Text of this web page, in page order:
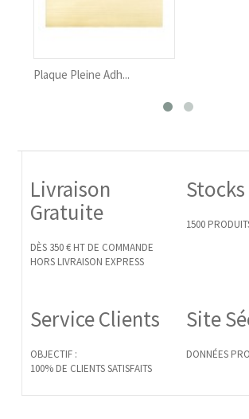
Adh...
Livraison
Gratuite
DÈS 350 € HT DE COMMANDE
HORS LIVRAISON EXPRESS
Stocks
1500
Service Clients
OBJECTIF :
100% DE CLIENTS SATISFAITS
Site
DONNÉES